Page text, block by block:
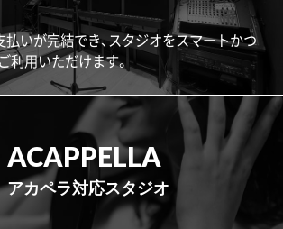
払いが完結でき、スタジオをスマートかつ
利用いただけます。
ACAPPELLA
アカペラ対応スタジオ